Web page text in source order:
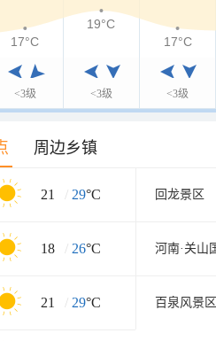
<3级 <3级 <3级
17°C
19°C
17°C
周边乡镇
21 / 29°C 回龙景区
18 / 26°C
21 / 29°C 百泉风景区